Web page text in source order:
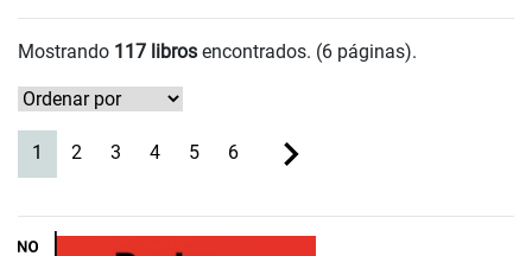
Mostrando 117 libros encontrados. (6 páginas).
1 (current)
2 3 4 5 6